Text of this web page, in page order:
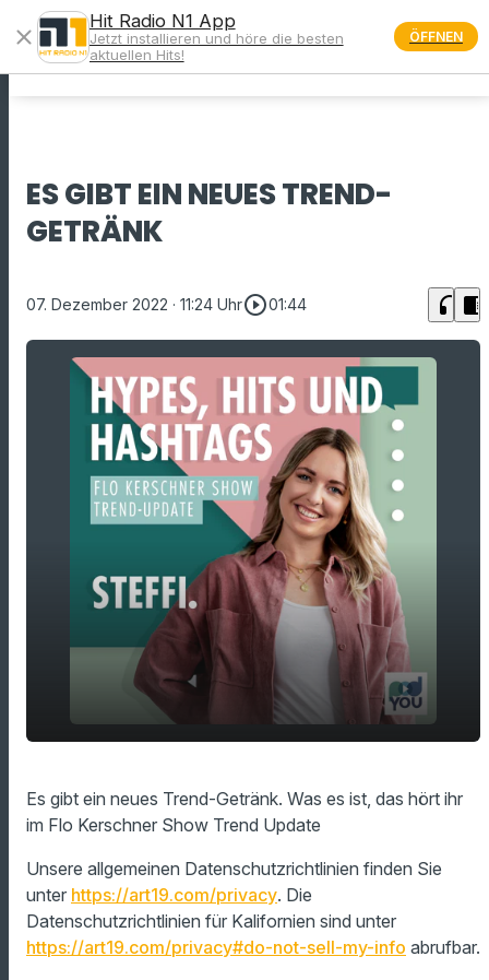
menu
ES GIBT EIN NEUES TREND-
GETRÄNK
07. Dezember 2022 · 11:24 Uhrplay_circle_outline01:44 headphones chrome_reader_mode
play_arrow
00:00
Es gibt ein neues Trend-Getränk. Was es ist, das hört ihr
im Flo Kerschner Show Trend Update
Unsere allgemeinen Datenschutzrichtlinien finden Sie
unter https://art19.com/privacy. Die
Datenschutzrichtlinien für Kalifornien sind unter
https://art19.com/privacy#do-not-sell-my-info abrufbar.
close
Hit Radio N1 App
Jetzt installieren und höre die besten
aktuellen Hits!
ÖFFNEN